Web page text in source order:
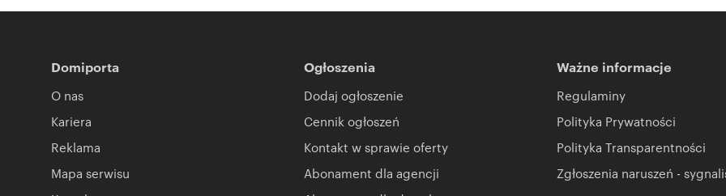
Domiporta
O nas
Kariera
Reklama
Mapa serwisu
Ogłoszenia
Dodaj ogłoszenie
Cennik ogłoszeń
Kontakt w sprawie oferty
Abonament dla agencji
Ważne informacje
Regulaminy
Polityka Prywatności
Polityka Transparentności
Zgłoszenia naruszeń -